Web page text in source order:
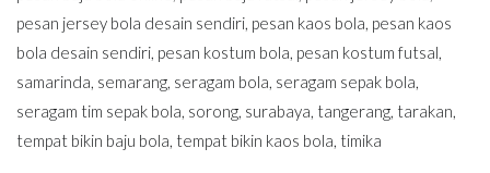
pesan jersey bola desain sendiri, pesan kaos bola, pesan kaos
bola desain sendiri, pesan kostum bola, pesan kostum futsal,
samarinda, semarang, seragam bola, seragam sepak bola,
seragam tim sepak bola, sorong, surabaya, tangerang, tarakan,
tempat bikin baju bola, tempat bikin kaos bola, timika